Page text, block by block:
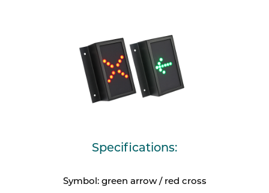
Specifications:
Symbol: green arrow / red cross